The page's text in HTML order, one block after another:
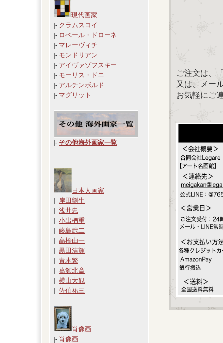
現代画家
|- クラムスコイ
|- ロベール・ドローネ
|- マレーヴィチ
|- モンドリアン
|- アイヴァゾフスキー
|- モーリス・ドニ
|- アルチンボルド
|- マグリット
|- その他海外画家一覧
日本人画家
|- 岸田劉生
|- 浅井忠
|- 小出楢重
|- 藤島武二
|- 高橋由一
|- 黒田清輝
|- 青木繁
|- 葛飾北斎
|- 横山大観
|- 佐伯祐三
肖像画
|- 肖像画
ご注文は、
又は、メー
お気軽にご